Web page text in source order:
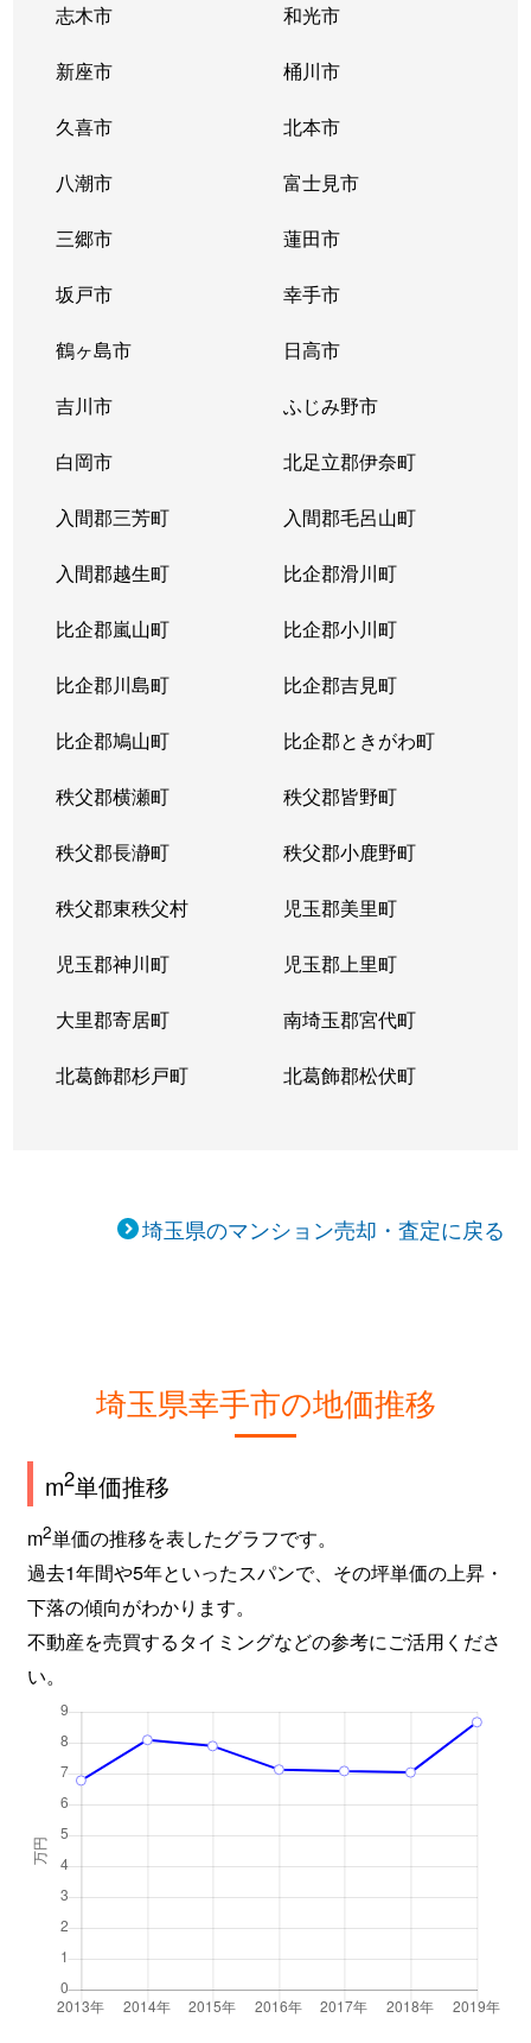
志木市 和光市
新座市 桶川市
久喜市 北本市
八潮市 富士見市
三郷市 蓮田市
坂戸市 幸手市
鶴ヶ島市 日高市
吉川市 ふじみ野市
白岡市 北足立郡伊奈町
入間郡三芳町 入間郡毛呂山町
入間郡越生町 比企郡滑川町
比企郡嵐山町 比企郡小川町
比企郡川島町 比企郡吉見町
比企郡鳩山町 比企郡ときがわ町
秩父郡横瀬町 秩父郡皆野町
秩父郡長瀞町 秩父郡小鹿野町
秩父郡東秩父村 児玉郡美里町
児玉郡神川町 児玉郡上里町
大里郡寄居町 南埼玉郡宮代町
北葛飾郡杉戸町 北葛飾郡松伏町
埼玉県のマンション売却・査定に戻る
埼玉県幸手市の地価推移
m2単価推移
m2単価の推移を表したグラフです。
過去1年間や5年といったスパンで、その坪単価の上昇・
下落の傾向がわかります。
不動産を売買するタイミングなどの参考にご活用くださ
い。